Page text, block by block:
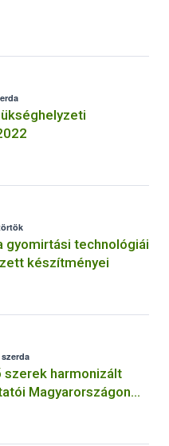
gyomirtási technológiái
készítményei
szerek harmonizált
Magyarországon